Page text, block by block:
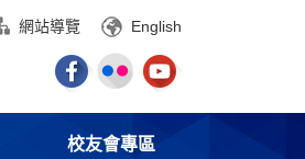
網站導覽 English
校友會專區